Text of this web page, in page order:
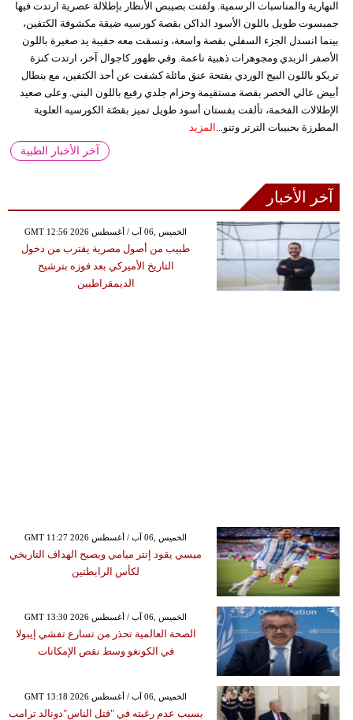
النهارية والمناسبات الرسمية. ولفتت بصيبص الأنظار بإطلالة عصرية ارتدت فيها
جمبسوت طويل باللون الأسود الداكن بقصة كورسيه ضيقة مكشوفة الكتفين،
بينما انسدل الجزء السفلي بقصة واسعة، ونسقت معه حقيبة يد صغيرة باللون
الأصفر الزبدي ومجوهرات ذهبية ناعمة. وفي ظهور كاجوال آخر، ارتدت كنزة
تريكو باللون البيج الوردي بفتحة عنق مائلة كشفت عن أحد الكتفين، مع بنطال
أبيض عالي الخصر بقصة مستقيمة وحزام جلدي رفيع باللون البني. وعلى صعيد
الإطلالات الفخمة، تألقت بفستان أسود طويل تميز بقصّة الكورسيه العلوية
المطرزة بحبيبات الترتر وتنو...
المزيد
آخر الأخبار الطبية
آخر الأخبار
GMT 12:56 2026 الخميس ,06 آب / أغسطس
طبيب من أصول مصرية يقترب من دخول
التاريخ الأميركي بعد فوزه بترشيح
الديمقراطيين
GMT 11:27 2026 الخميس ,06 آب / أغسطس
ميسي يقود إنتر ميامي ويصبح الهداف التاريخي
لكأس الرابطتين
GMT 13:30 2026 الخميس ,06 آب / أغسطس
الصحة العالمية تحذر من تسارع تفشي إيبولا
في الكونغو وسط نقص الإمكانات
GMT 13:18 2026 الخميس ,06 آب / أغسطس
بسبب عدم رغبته في "قتل الناس"دونالد ترامب